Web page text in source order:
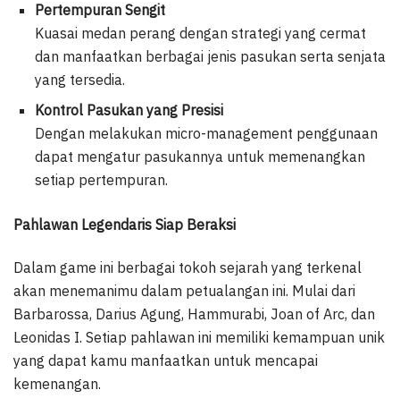
Pertempuran Sengit
Kuasai medan perang dengan strategi yang cermat
dan manfaatkan berbagai jenis pasukan serta senjata
yang tersedia.
Kontrol Pasukan yang Presisi
Dengan melakukan micro-management penggunaan
dapat mengatur pasukannya untuk memenangkan
setiap pertempuran.
Pahlawan Legendaris Siap Beraksi
Dalam game ini berbagai tokoh sejarah yang terkenal
akan menemanimu dalam petualangan ini. Mulai dari
Barbarossa, Darius Agung, Hammurabi, Joan of Arc, dan
Leonidas I. Setiap pahlawan ini memiliki kemampuan unik
yang dapat kamu manfaatkan untuk mencapai
kemenangan.